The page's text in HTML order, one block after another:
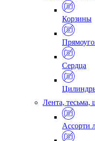
Корзины
Сердца
Лента, тесьма,
Ассорти